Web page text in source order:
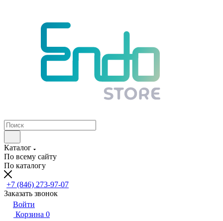
Каталог
По всему сайту
По каталогу
+7 (846) 273-97-07
Заказать звонок
Войти
Корзина 0